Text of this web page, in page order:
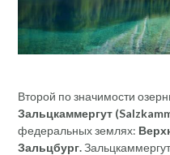
Второй по значимости
Зальцкаммергут (
федеральных землях:
Зальцбург.